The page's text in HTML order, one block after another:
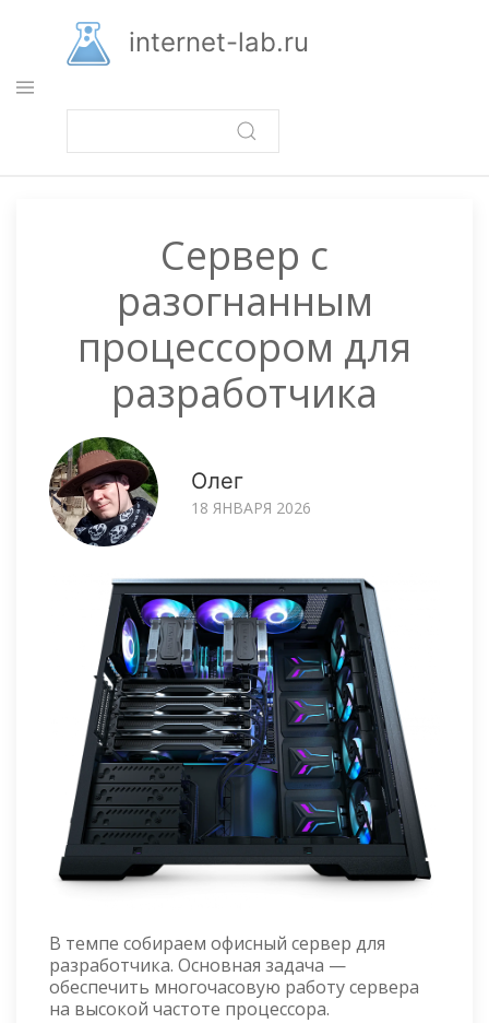
основному
содержанию
internet-lab.ru
Сервер с
разогнанным
процессором для
разработчика
Олег
18 ЯНВАРЯ 2026
В темпе собираем офисный сервер для
разработчика. Основная задача —
обеспечить многочасовую работу сервера
на высокой частоте процессора.